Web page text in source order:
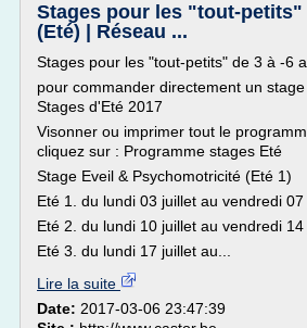
Stages pour les "tout-petits"
(Eté) | Réseau ...
Stages pour les "tout-petits" de 3 à -6
pour commander directement un
Stages d'Eté 2017
Visonner ou imprimer tout le
cliquez sur : Programme stages Eté
Stage Eveil & Psychomotricité (Eté 1)
Eté 1. du lundi 03 juillet au vendredi 07
Eté 2. du lundi 10 juillet au vendredi 14
Eté 3. du lundi 17 juillet au...
Lire la suite
Date: 2017-03-06 23:47:39